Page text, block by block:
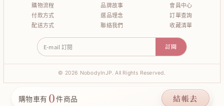
購物車有 0件商品 結帳去
購物流程
付款方式
配送方式
品牌故事
選品理念
聯絡我們
會員中心
訂單查詢
收藏清單
E-mail 訂閱 訂閱
© 2026 NobodyInJP. All Rights Reserved.